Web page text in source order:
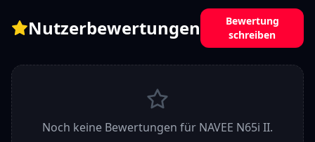
Nutzerbewertungen
Bewertung
schreiben
Noch keine Bewertungen für NAVEE N65i II.